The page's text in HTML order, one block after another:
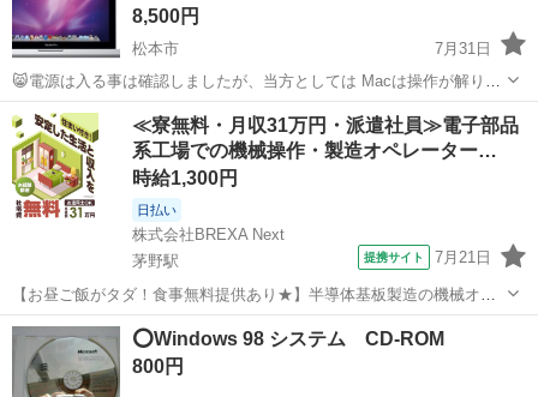
8,500円
松本市
7月31日
😸電源は入る事は確認しましたが、当方としては Macは操作が解りま
せんので、ジャンク扱いで出品します。 😸外観は綺麗であり、液晶の
割れもありません。 😸画像①はサンプル画像なので実際の画像ではあ
りません。 ◆Ma...
長野 松本市 Mac Pro
≪寮無料・月収31万円・派遣社員≫電子部品
系工場での機械操作・製造オペレーター…
時給1,300円
日払い
株式会社BREXA Next
茅野駅
提携サイト 7月21日
【お昼ご飯がタダ！食事無料提供あり★】半導体基板製造の機械オペ
レーターや検査作業！未経験活躍中★カップル＆友達同士の応募OK！
赴任旅費会社負担★嬉しい無料送迎◎正社員登用制度あり！マイカー
通勤OK！無料駐車場完備！《長野県茅...
長野 茅野市
⭕Windows 98 システム CD-ROM
800円